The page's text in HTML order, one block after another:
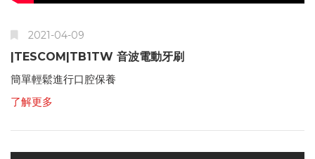
2021-04-09
|TESCOM|TB1TW 音波電動牙刷
簡單輕鬆進行口腔保養
了解更多